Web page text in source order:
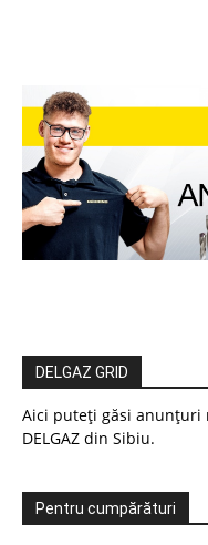
DELGAZ GRID
Aici puteți găsi
DELGAZ din Sibiu.
Pentru cumpărături